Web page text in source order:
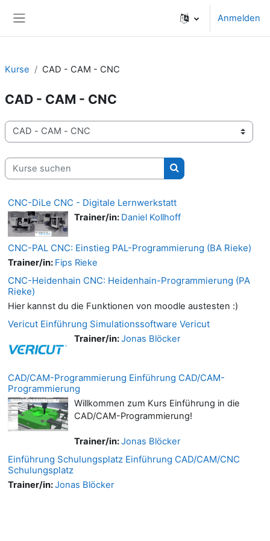
Anmelden
Kurse CAD - CAM - CNC
CAD - CAM - CNC
Kursbereiche
Kurse suchen
Kurse suchen
CNC-DiLe CNC - Digitale Lernwerkstatt
Trainer/in: Daniel Kollhoff
CNC-PAL CNC: Einstieg PAL-Programmierung (BA Rieke)
Trainer/in: Fips Rieke
CNC-Heidenhain CNC: Heidenhain-Programmierung (PA
Rieke)
Hier kannst du die Funktionen von moodle austesten :)
Vericut Einführung Simulationssoftware Vericut
Trainer/in:Jonas Blöcker
CAD/CAM-Programmierung Einführung CAD/CAM-
Programmierung
Willkommen zum Kurs Einführung in die
CAD/CAM-Programmierung!
Trainer/in:Jonas Blöcker
Einführung Schulungsplatz Einführung CAD/CAM/CNC
Schulungsplatz
Trainer/in:Jonas Blöcker